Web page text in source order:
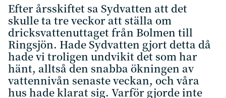
Efter årsskiftet sa Sydvatten att det
skulle ta tre veckor att ställa om
dricksvattenuttaget från Bolmen till
Ringsjön. Hade Sydvatten gjort detta då
hade vi troligen undvikit det som har
hänt, alltså den snabba ökningen av
vattennivån senaste veckan, och våra
hus hade klarat sig. Varför gjorde inte